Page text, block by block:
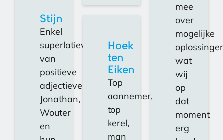
mee
over
mogelijke
wat
wij
op
dat
moment
erg
Stijn
Enkel
superlatieven
van
positieve
adjectieven!
Jonathan,
Wouter
en
Hoek
ten
Eiken
Top
aannemer,
top
kerel,
man